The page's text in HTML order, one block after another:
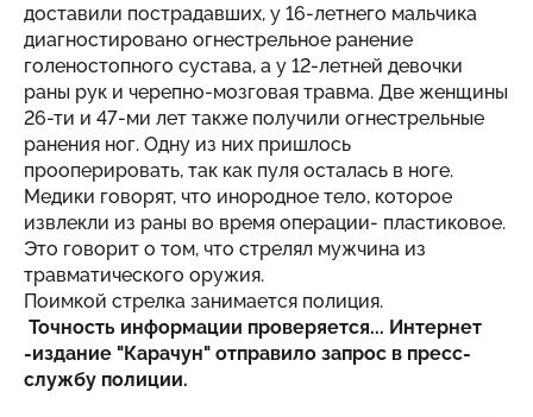
доставили пострадавших, у 16-летнего мальчика
диагностировано огнестрельное ранение
голеностопного сустава, а у 12-летней девочки
раны рук и черепно-мозговая травма. Две женщины
26-ти и 47-ми лет также получили огнестрельные
ранения ног. Одну из них пришлось
прооперировать, так как пуля осталась в ноге.
Медики говорят, что инородное тело, которое
извлекли из раны во время операции- пластиковое.
Это говорит о том, что стрелял мужчина из
травматического оружия.
Поимкой стрелка занимается полиция.
Точность информации проверяется... Интернет
-издание "Карачун" отправило запрос в пресс-
службу полиции.